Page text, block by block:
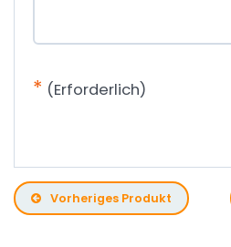
* (Erforderlich)
Vorheriges Produkt